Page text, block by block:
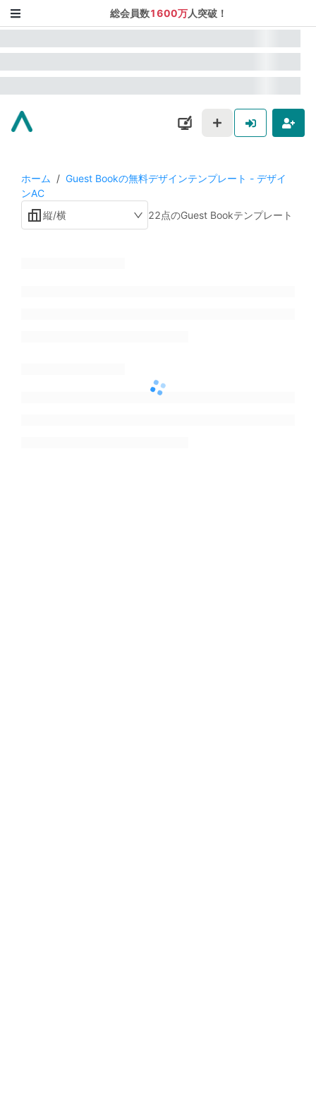
総会員数1600万人突破！
ホーム / Guest Bookの無料デザインテンプレート - デザイ
ンAC
縦/横
22点のGuest Bookテンプレート